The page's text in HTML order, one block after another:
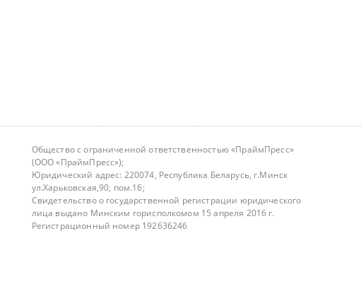
Общество с ограниченной ответственностью «ПраймПресс»
(ООО «ПраймПресс»);
Юридический адрес: 220074, Республика Беларусь, г.Минск
ул.Харьковская,90, пом.16;
Свидетельство о государственной регистрации юридического
лица выдано Минским горисполкомом 15 апреля 2016 г.
Регистрационный номер 192636246